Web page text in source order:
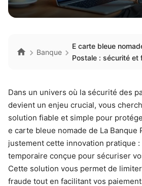
Banque
E carte bleue
Postale : sécurité et
Dans un univers où la sécurité des
devient un enjeu crucial, vous
solution fiable et simple pour
e carte bleue nomade de La Banque
justement cette innovation pratique
temporaire conçue pour sécuriser
Cette solution vous permet de
fraude tout en facilitant vos